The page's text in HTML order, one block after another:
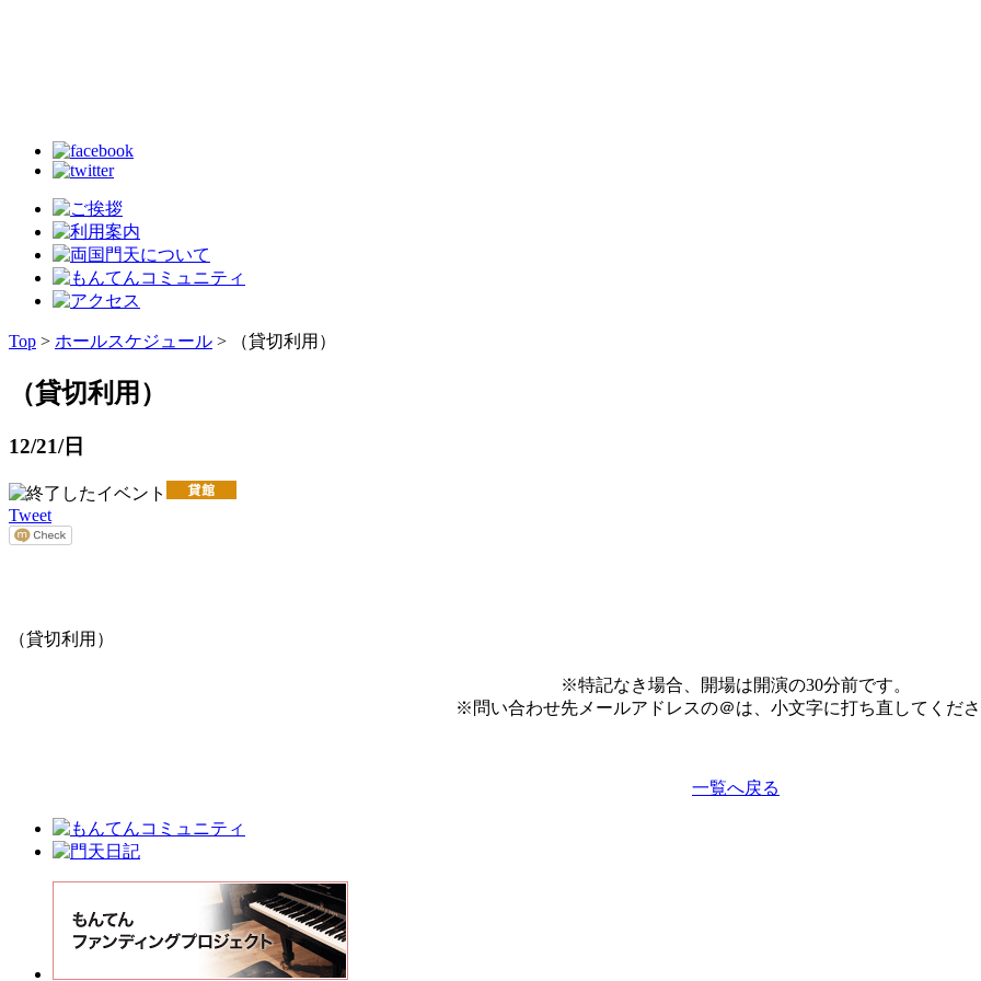
Top > ホールスケジュール > （貸切利用）
（貸切利用）
12/21/日
Tweet
（貸切利用）
※特記なき場合、開場は開演の30分前です。
※問い合わせ先メールアドレスの＠は、小文字に打ち直してくだ
一覧へ戻る